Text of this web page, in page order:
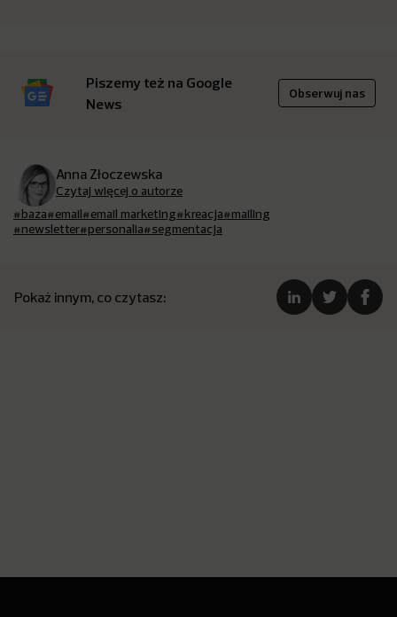
Piszemy też na Google
News
Obserwuj nas
Anna Złoczewska
Czytaj więcej o autorze
#baza#email#email marketing#kreacja#mailing
#newsletter#personalia#segmentacja
Pokaż innym, co czytasz: